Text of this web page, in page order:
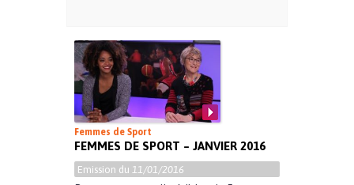
Femmes de Sport
FEMMES DE SPORT – JANVIER 2016
Emission du 11/01/2016